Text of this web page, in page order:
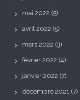
mai 2022 (5)
avril 2022 (5)
mars 2022 (3)
février 2022 (4)
janvier 2022 (7)
décembre 2021 (7)